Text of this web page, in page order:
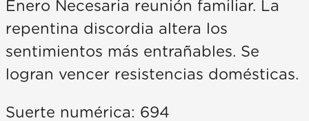
Enero Necesaria reunión familiar. La
repentina discordia altera los
sentimientos más entrañables. Se
logran vencer resistencias domésticas.
Suerte numérica: 694